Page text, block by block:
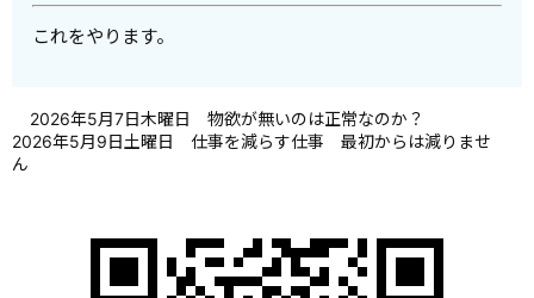
これをやります。
2026年5月7日木曜日 物欲が無いのは正常なのか？
2026年5月9日土曜日 仕事を減らす仕事 最初からは減りませ
ん